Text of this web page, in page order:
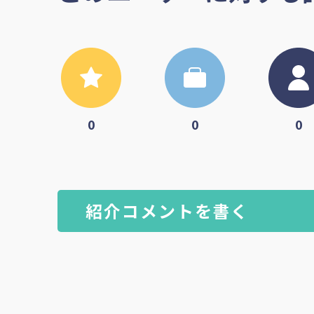
0 0 0
紹介コメントを書く